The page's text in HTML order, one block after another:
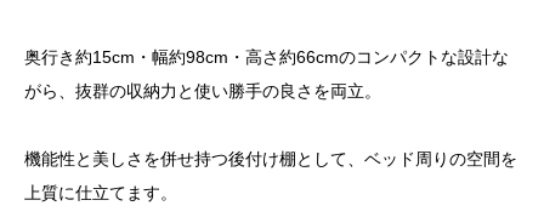
奥行き約15cm・幅約98cm・高さ約66cmのコンパクトな設計な
がら、抜群の収納力と使い勝手の良さを両立。
機能性と美しさを併せ持つ後付け棚として、ベッド周りの空間を
上質に仕立てます。